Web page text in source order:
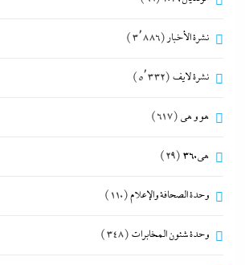
نشرة الأخبار (3٬886)
نشرة لايف (5٬332)
هو و هي (617)
هى360 (29)
وحدة الصحافة والإعلام(110)
وحدة شئون المخابرات (348)